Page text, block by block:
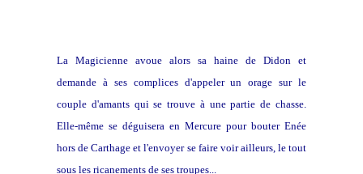
La Magicienne avoue alors sa haine de Didon et
demande à ses complices d'appeler un orage sur le
couple d'amants qui se trouve à une partie de chasse.
Elle-même se déguisera en Mercure pour bouter Enée
hors de Carthage et l'envoyer se faire voir ailleurs, le tout
sous les ricanements de ses troupes...